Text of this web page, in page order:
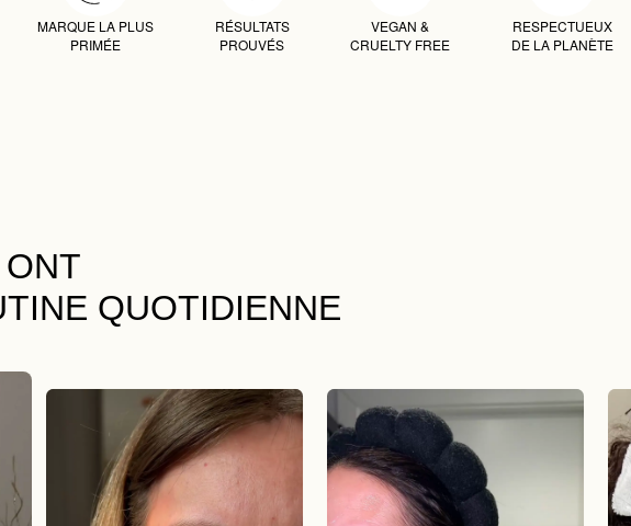
MARQUE LA PLUS
PRIMÉE
RÉSULTATS
PROUVÉS
VEGAN &
CRUELTY FREE
RESPECTUEUX
DE LA PLANÈTE
ONT
QUOTIDIENNE